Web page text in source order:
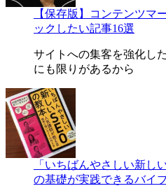
【保存版】コンテンツマ
ックしたい記事16選
サイトへの集客を強化し
にも限りがあるから
「いちばんやさしい新し
の基礎が実践できるバイ